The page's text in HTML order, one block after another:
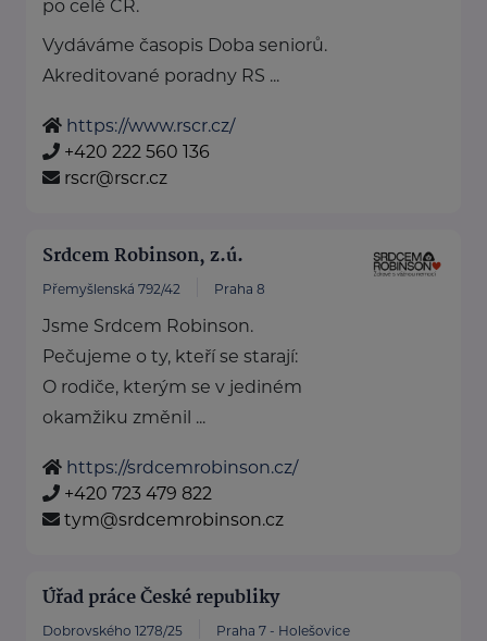
po celé ČR.
Vydáváme časopis Doba seniorů.
Akreditované poradny RS ...
https://www.rscr.cz/
+420 222 560 136
rscr@rscr.cz
Srdcem Robinson, z.ú.
Přemyšlenská 792/42 Praha 8
Jsme Srdcem Robinson.
Pečujeme o ty, kteří se starají:
O rodiče, kterým se v jediném
okamžiku změnil ...
https://srdcemrobinson.cz/
+420 723 479 822
tym@srdcemrobinson.cz
Úřad práce České republiky
Dobrovského 1278/25 Praha 7 - Holešovice